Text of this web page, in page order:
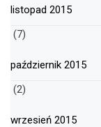
listopad 2015
(7)
październik 2015
(2)
wrzesień 2015